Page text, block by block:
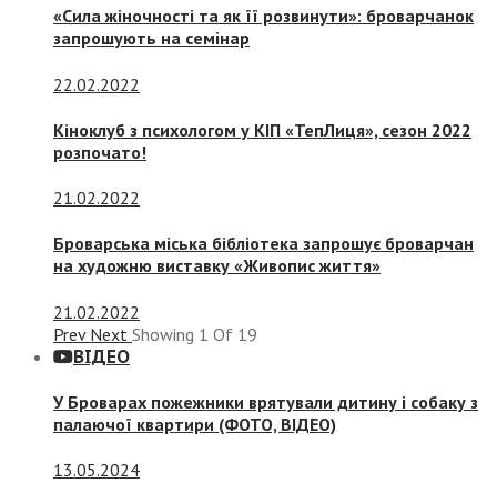
«Сила жіночності та як її розвинути»: броварчанок
запрошують на семінар
22.02.2022
Кіноклуб з психологом у КІП «ТепЛиця», сезон 2022
розпочато!
21.02.2022
Броварська міська бібліотека запрошує броварчан
на художню виставку «Живопис життя»
21.02.2022
Prev Next Showing 1 Of 19
ВІДЕО
У Броварах пожежники врятували дитину і собаку з
палаючої квартири (ФОТО, ВІДЕО)
13.05.2024